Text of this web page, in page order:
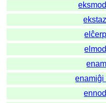
enamiĝi